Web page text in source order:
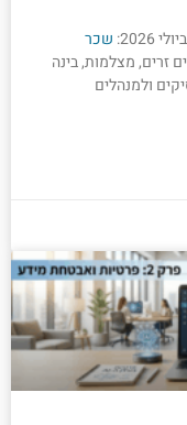
שכר
זרים, מצלמות, בינה
ולמנהלים